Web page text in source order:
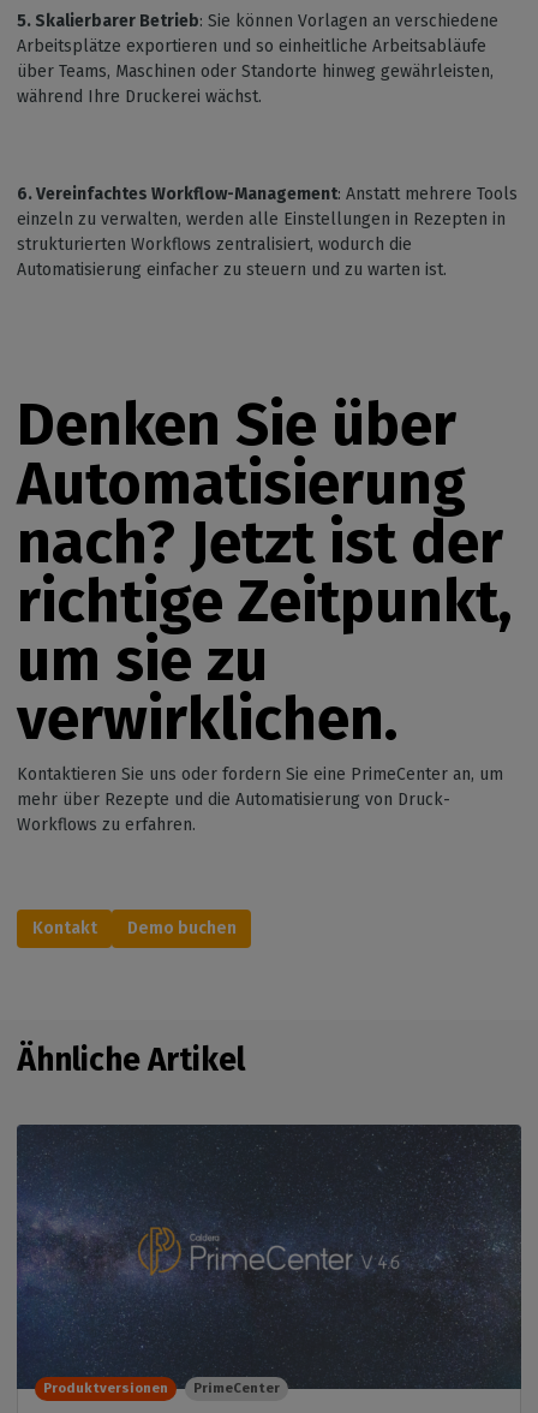
5. Skalierbarer Betrieb: Sie können Vorlagen an verschiedene
Arbeitsplätze exportieren und so einheitliche Arbeitsabläufe
über Teams, Maschinen oder Standorte hinweg gewährleisten,
während Ihre Druckerei wächst.
6. Vereinfachtes Workflow-Management: Anstatt mehrere Tools
einzeln zu verwalten, werden alle Einstellungen in Rezepten in
strukturierten Workflows zentralisiert, wodurch die
Automatisierung einfacher zu steuern und zu warten ist.
Denken Sie über
Automatisierung
nach? Jetzt ist der
richtige Zeitpunkt,
um sie zu
verwirklichen.
Kontaktieren Sie uns oder fordern Sie eine PrimeCenter an, um
mehr über Rezepte und die Automatisierung von Druck-
Workflows zu erfahren.
Kontakt Demo buchen
Ähnliche Artikel
Produktversionen PrimeCenter